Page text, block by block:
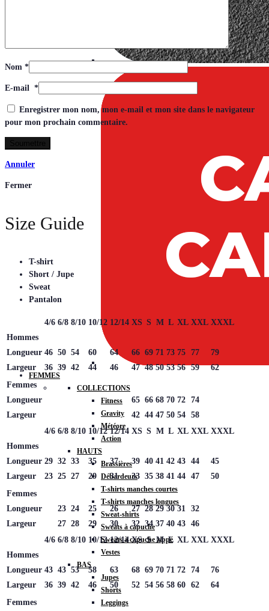
FEMMES
COLLECTIONS
Fitness
Gravity
Météore
Action
HAUTS
Brassières
Débardeurs
T-shirts manches courtes
T-shirts manches longues
Sweat-shirts
Sweats à capuche
Sweats à capuche zippé
Vestes
BAS
Jupes
Shorts
Leggings
Nom *
E-mail *
Enregistrer mon nom, mon e-mail et mon site dans le navigateur
pour mon prochain commentaire.
Annuler
Fermer
Size Guide
T-shirt
Short / Jupe
Sweat
Pantalon
4/6 6/8 8/10 10/12 12/14 XS S M L XL XXL XXXL
Hommes
Longueur 46 50 54 60 64 66 69 71 73 75 77
79
Largeur
36 39 42 44 46 47 48 50 53 56 59
62
Femmes
Longueur
65 66 68 70 72 74
Largeur
42 44 47 50 54 58
4/6 6/8 8/10 10/12 12/14 XS S M L XL XXL XXXL
Hommes
Longueur 29 32 33 35 37 39 40 41 42 43 44
45
Largeur
23 25 27 29 31 33 35 38 41 44 47
50
Femmes
Longueur
23 24 25 26 27 28 29 30 31
32
Largeur
27 28 29 30 32 34 37 40 43 46
4/6 6/8 8/10 10/12 12/14 XS S M L XL XXL XXXL
Hommes
Longueur 43 43 53 58 63 68 69 70 71 72 74
76
Largeur
36 39 42 46 50 52 54 56 58 60 62
64
Femmes